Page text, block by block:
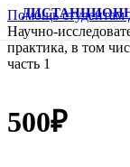
Помощь студентам
Научно-
практика, в том
часть 1
500₽